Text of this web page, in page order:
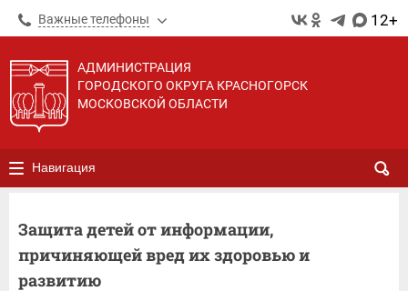
Важные телефоны 12+
АДМИНИСТРАЦИЯ
ГОРОДСКОГО ОКРУГА КРАСНОГОРСК
МОСКОВСКОЙ ОБЛАСТИ
Навигация
Защита детей от информации,
причиняющей вред их здоровью и
развитию